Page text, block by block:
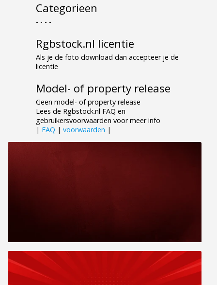
Categorieen
- - - -
Rgbstock.nl licentie
Als je de foto download dan accepteer je de
licentie
Model- of property release
Geen model- of property release
Lees de Rgbstock.nl FAQ en
gebruikersvoorwaarden voor meer info
| FAQ | voorwaarden |